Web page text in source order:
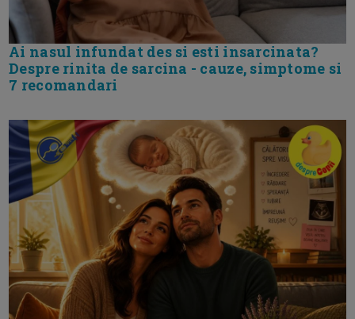
Ai nasul infundat des si esti insarcinata?
Despre rinita de sarcina - cauze, simptome si
7 recomandari